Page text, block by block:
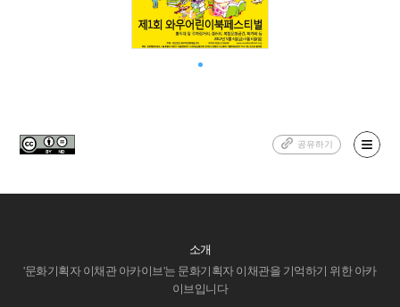
공유하기
소개
'문화기획자 이채관 아카이브'는 문화기획자 이채관을 기억하기 위한 아카
이브입니다